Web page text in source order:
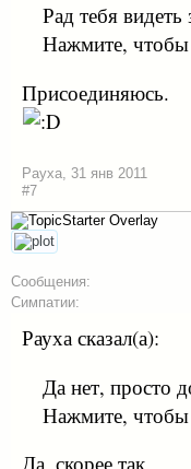
Рад тебя видеть
Нажмите, чтобы
Присоединяюсь.
Рауха, 31 янв 2011
#7
Сообщения:
Симпатии:
Рауха сказал(а):
Да нет, просто
Нажмите, чтобы
Да, скорее так.